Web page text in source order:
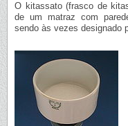
O kitassato (frasco de
de um matraz com
sendo às vezes designado